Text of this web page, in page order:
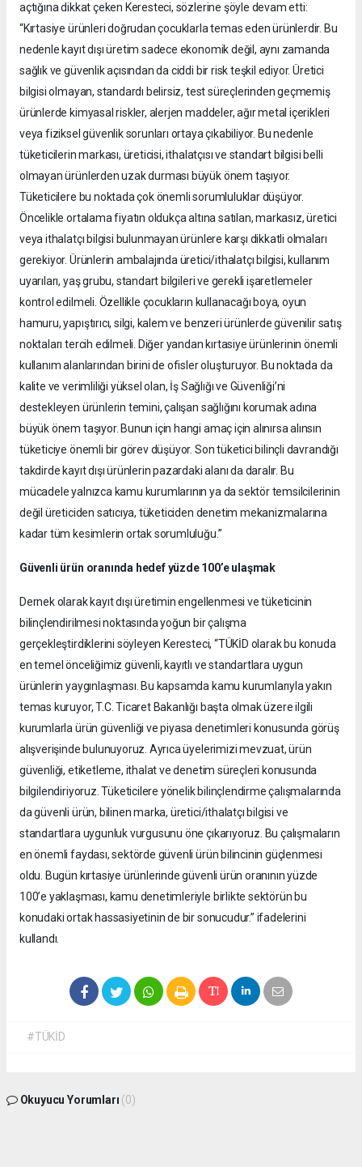
açtığına dikkat çeken Keresteci, sözlerine şöyle devam etti:
“Kırtasiye ürünleri doğrudan çocuklarla temas eden ürünlerdir. Bu
nedenle kayıt dışı üretim sadece ekonomik değil, aynı zamanda
sağlık ve güvenlik açısından da ciddi bir risk teşkil ediyor. Üretici
bilgisi olmayan, standardı belirsiz, test süreçlerinden geçmemiş
ürünlerde kimyasal riskler, alerjen maddeler, ağır metal içerikleri
veya fiziksel güvenlik sorunları ortaya çıkabiliyor. Bu nedenle
tüketicilerin markası, üreticisi, ithalatçısı ve standart bilgisi belli
olmayan ürünlerden uzak durması büyük önem taşıyor.
Tüketicilere bu noktada çok önemli sorumluluklar düşüyor.
Öncelikle ortalama fiyatın oldukça altına satılan, markasız, üretici
veya ithalatçı bilgisi bulunmayan ürünlere karşı dikkatli olmaları
gerekiyor. Ürünlerin ambalajında üretici/ithalatçı bilgisi, kullanım
uyarıları, yaş grubu, standart bilgileri ve gerekli işaretlemeler
kontrol edilmeli. Özellikle çocukların kullanacağı boya, oyun
hamuru, yapıştırıcı, silgi, kalem ve benzeri ürünlerde güvenilir satış
noktaları tercih edilmeli. Diğer yandan kırtasiye ürünlerinin önemli
kullanım alanlarından birini de ofisler oluşturuyor. Bu noktada da
kalite ve verimliliği yüksel olan, İş Sağlığı ve Güvenliği’ni
destekleyen ürünlerin temini, çalışan sağlığını korumak adına
büyük önem taşıyor. Bunun için hangi amaç için alınırsa alınsın
tüketiciye önemli bir görev düşüyor. Son tüketici bilinçli davrandığı
takdirde kayıt dışı ürünlerin pazardaki alanı da daralır. Bu
mücadele yalnızca kamu kurumlarının ya da sektör temsilcilerinin
değil üreticiden satıcıya, tüketiciden denetim mekanizmalarına
kadar tüm kesimlerin ortak sorumluluğu.”
Güvenli ürün oranında hedef yüzde 100’e ulaşmak
Dernek olarak kayıt dışı üretimin engellenmesi ve tüketicinin
bilinçlendirilmesi noktasında yoğun bir çalışma
gerçekleştirdiklerini söyleyen Keresteci, “TÜKİD olarak bu konuda
en temel önceliğimiz güvenli, kayıtlı ve standartlara uygun
ürünlerin yaygınlaşması. Bu kapsamda kamu kurumlarıyla yakın
temas kuruyor, T.C. Ticaret Bakanlığı başta olmak üzere ilgili
kurumlarla ürün güvenliği ve piyasa denetimleri konusunda görüş
alışverişinde bulunuyoruz. Ayrıca üyelerimizi mevzuat, ürün
güvenliği, etiketleme, ithalat ve denetim süreçleri konusunda
bilgilendiriyoruz. Tüketicilere yönelik bilinçlendirme çalışmalarında
da güvenli ürün, bilinen marka, üretici/ithalatçı bilgisi ve
standartlara uygunluk vurgusunu öne çıkarıyoruz. Bu çalışmaların
en önemli faydası, sektörde güvenli ürün bilincinin güçlenmesi
oldu. Bugün kırtasiye ürünlerinde güvenli ürün oranının yüzde
100’e yaklaşması, kamu denetimleriyle birlikte sektörün bu
konudaki ortak hassasiyetinin de bir sonucudur.” ifadelerini
kullandı.
#TÜKİD
Okuyucu Yorumları (0)